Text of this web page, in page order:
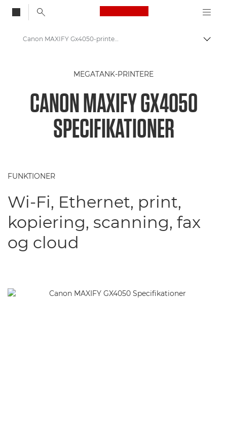
Canon Logo, back
Skift
Printere fra Canon
Canon MAXIFY GX4050-printer
Canon MAXIFY Gx4050-printer – Specifikationer
MEGATANK-PRINTERE
CANON MAXIFY GX4050
SPECIFIKATIONER
FUNKTIONER
Wi-Fi, Ethernet, print,
kopiering, scanning, fax
og cloud